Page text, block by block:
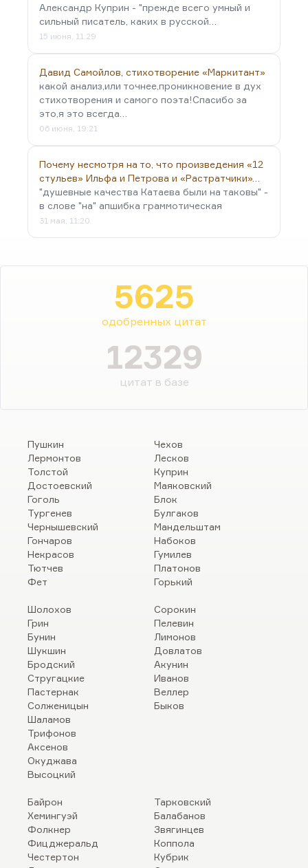
Александр Куприн - "прежде всего умный и
сильный писатель, каких в русской…
15 июня, 11:29
Давид Самойлов, стихотворение «Маркитант»
какой анализ,или точнее,проникновение в дух
стихотворения и самого поэта!Спасибо за
это,я это всегда…
06 июня, 19:21
Почему несмотря на то, что произведения «12
стульев» Ильфа и Петрова и «Растратчики»…
"душевные качества Катаева были на таковы" -
в слове "на" апшибка граммотическая
31 мая, 11:20
5625
одобренных цитат
12329
цитат в базе
Пушкин
Лермонтов
Толстой
Достоевский
Гоголь
Тургенев
Чернышевский
Гончаров
Некрасов
Тютчев
Фет
Чехов
Лесков
Куприн
Маяковский
Блок
Булгаков
Мандельштам
Набоков
Гумилев
Платонов
Горький
Шолохов
Грин
Бунин
Шукшин
Бродский
Стругацкие
Пастернак
Солженицын
Шаламов
Трифонов
Аксенов
Окуджава
Высоцкий
Сорокин
Пелевин
Лимонов
Довлатов
Акунин
Иванов
Веллер
Быков
Байрон
Хемингуэй
Фолкнер
Фицджеральд
Честертон
Тарковский
Балабанов
Звягинцев
Коппола
Кубрик